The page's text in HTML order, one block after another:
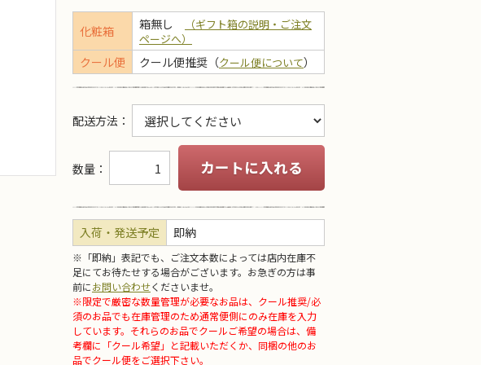
化粧箱 箱無し
（ギフト箱の説明・ご注文
ページへ）
クール便 クール便推奨（クール便について）
配送方法 ：
数量： カートに入れる
入荷・発送予定 即納
※「即納」表記でも、ご注文本数によっては店内在庫不
足にてお待たせする場合がございます。お急ぎの方は事
前にお問い合わせくださいませ。
※限定で厳密な数量管理が必要なお品は、クール推奨/必
須のお品でも在庫管理のため通常便側にのみ在庫を入力
しています。それらのお品でクールご希望の場合は、備
考欄に「クール希望」と記載いただくか、同梱の他のお
品でクール便をご選択下さい。